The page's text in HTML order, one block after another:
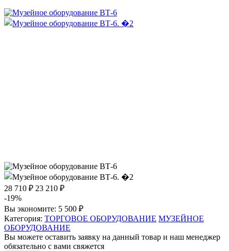
28 710 ₽ 23 210 ₽
-19%
Вы экономите: 5 500 ₽
Категория: ТОРГОВОЕ ОБОРУДОВАНИЕ МУЗЕЙНОЕ
ОБОРУДОВАНИЕ
Вы можете оставить заявку на данный товар и наш менеджер
обязательно с вами свяжется